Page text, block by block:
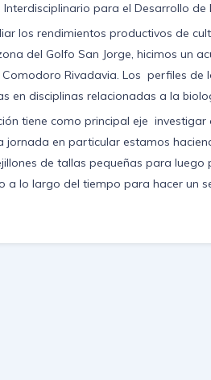
para el Desarrollo de
los rendimientos productivos de
del Golfo San Jorge, hicimos un
Rivadavia. Los perfiles de
en disciplinas relacionadas a la
tiene como principal eje
jornada en particular estamos
de tallas pequeñas para
a lo largo del tiempo para hacer un